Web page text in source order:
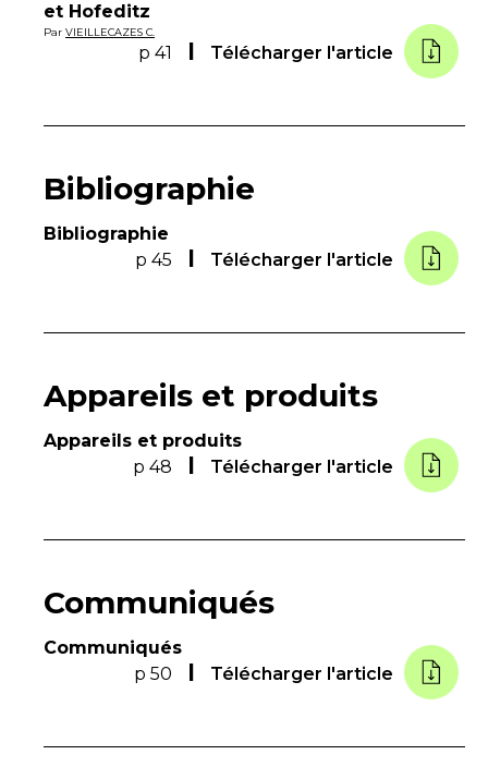
et Hofeditz
Par VIEILLECAZES C.
p 41 Télécharger l'article
Bibliographie
Bibliographie
p 45
Télécharger l'article
Appareils et produits
Appareils et produits
p 48
Télécharger l'article
Communiqués
Communiqués
p 50
Télécharger l'article